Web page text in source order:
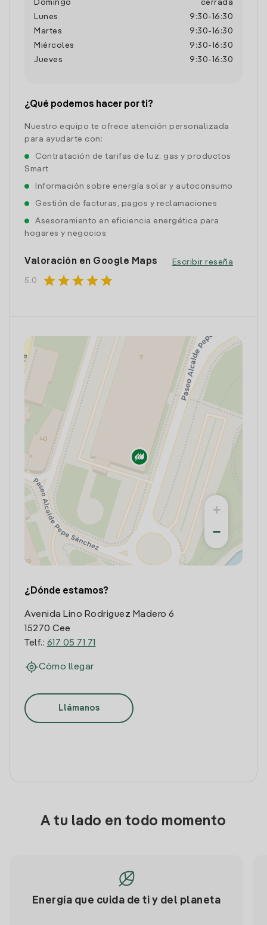
Domingo
cerrada
Lunes
9:30- 16:30
Martes
9:30- 16:30
Miércoles
9:30- 16:30
Jueves
9:30- 16:30
¿Qué podemos hacer por ti?
Nuestro equipo te ofrece atención personalizada
para ayudarte con:
Contratación de tarifas de luz, gas y productos
Smart
Información sobre energía solar y autoconsumo
Gestión de facturas, pagos y reclamaciones
Asesoramiento en eficiencia energética para
hogares y negocios
Valoración en Google Maps
5.0 starstarstarstarstar
Escribir reseña
+
−
¿Dónde estamos?
Avenida Lino Rodriguez Madero 6
15270 Cee
Telf.: 617 05 71 71
Cómo llegar
Llámanos
A tu lado en todo momento
Energía que cuida de ti y del planeta